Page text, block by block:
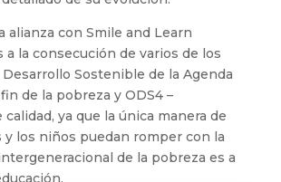
alianza con Smile and Learn
la consecución de varios de los
Sostenible de la Agenda
de la pobreza y ODS4 –
ya que la única manera de
y los niños puedan romper con la
de la pobreza es a